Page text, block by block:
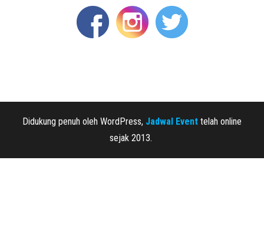
Didukung penuh oleh WordPress, Jadwal Event telah online
sejak 2013.